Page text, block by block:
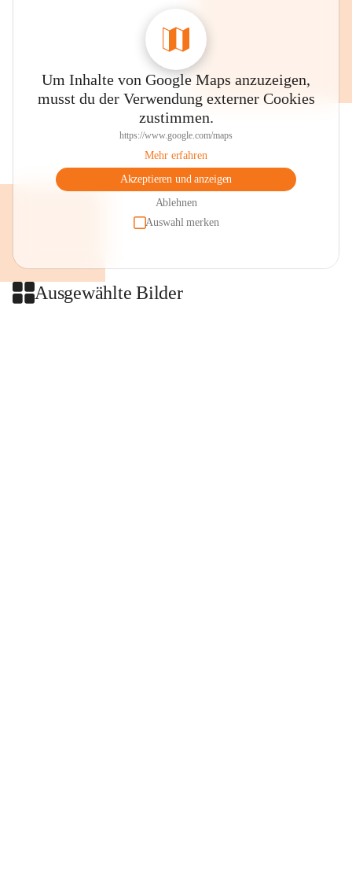
Um Inhalte von Google Maps anzuzeigen,
musst du der Verwendung externer Cookies
zustimmen.
https://www.google.com/maps
Mehr erfahren
Akzeptieren und anzeigen
Ablehnen
Auswahl merken
Ausgewählte Bilder